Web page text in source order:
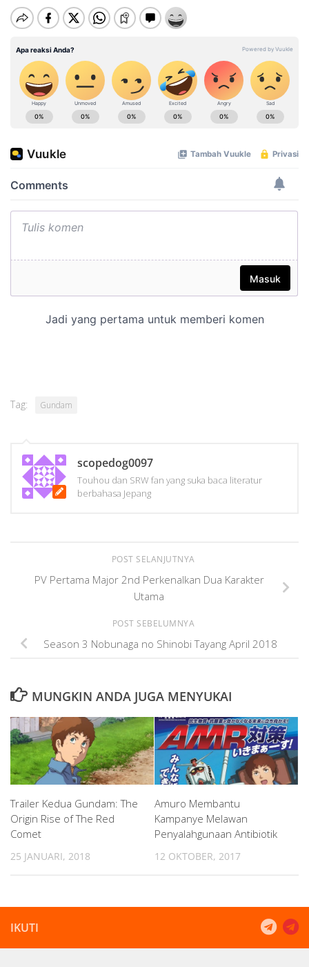
Tag: Gundam
scopedog0097
Touhou dan SRW fan yang suka baca literatur
berbahasa Jepang
POST SELANJUTNYA
PV Pertama Major 2nd Perkenalkan Dua Karakter
Utama
POST SEBELUMNYA
Season 3 Nobunaga no Shinobi Tayang April 2018
MUNGKIN ANDA JUGA MENYUKAI
Trailer Kedua Gundam: The
Origin Rise of The Red
Comet
25 JANUARI, 2018
Amuro Membantu
Kampanye Melawan
Penyalahgunaan Antibiotik
12 OKTOBER, 2017
IKUTI